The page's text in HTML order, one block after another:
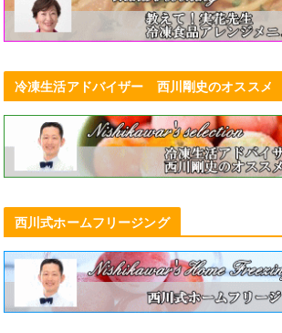
凍ったまま食べられる アヲ
ちどけフローズン」が令和6
術・食品開発賞（日本食糧新
受賞
2025年2月23日
冷凍生活アドバイザー 西川剛史のオススメ
西川式ホームフリージング